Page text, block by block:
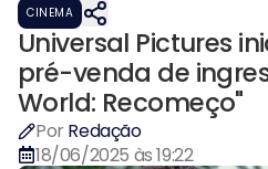
CINEMA
Universal Pictures
pré-venda de
World: Recomeço"
Por Redação
18/06/2025 às 19:22